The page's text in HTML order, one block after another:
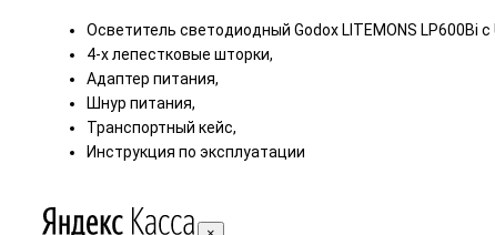
Осветитель светодиодный Godox LITEMONS LP600Bi
4-х лепестковые шторки,
Адаптер питания,
Шнур питания,
Транспортный кейс,
Инструкция по эксплуатации